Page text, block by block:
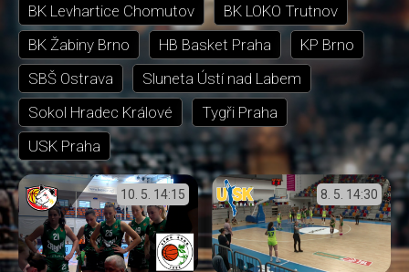
BK Levhartice Chomutov
BK LOKO Trutnov
BK Žabiny Brno
HB Basket Praha
KP Brno
SBŠ Ostrava
Sluneta Ústí nad Labem
Sokol Hradec Králové
Tygři Praha
USK Praha
10. 5. 14:15 8. 5. 14:30